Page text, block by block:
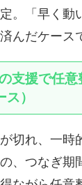
。「早く動
んだケース
支援で任意
）
切れ、一時
、つなぎ期